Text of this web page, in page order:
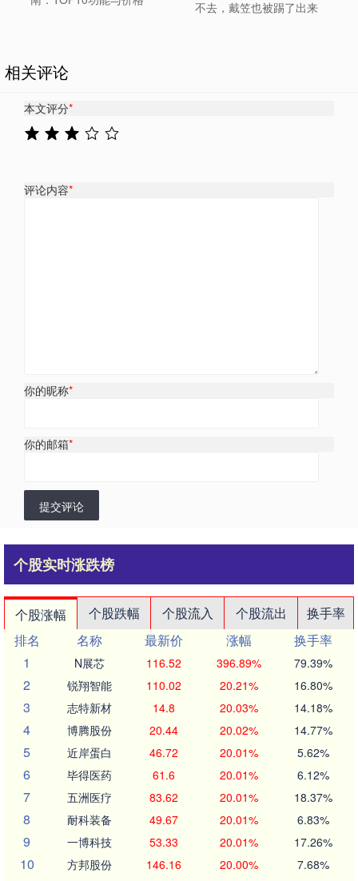
不去，戴笠也被踢了出来
相关评论
本文评分*
评论内容*
你的昵称*
你的邮箱*
提交评论
个股实时涨跌榜
个股涨幅 个股跌幅 个股流入 个股流出
换手率
排名
名称 最新价 涨幅
换手率
1
N展芯 116.52 396.89% 79.39%
2 锐翔智能 110.02 20.21% 16.80%
3 志特新材 14.8 20.03% 14.18%
4 博腾股份 20.44 20.02% 14.77%
5 近岸蛋白 46.72 20.01% 5.62%
6 毕得医药 61.6 20.01% 6.12%
7 五洲医疗 83.62 20.01% 18.37%
8 耐科装备 49.67 20.01% 6.83%
9 一博科技 53.33 20.01% 17.26%
10 方邦股份 146.16 20.00% 7.68%